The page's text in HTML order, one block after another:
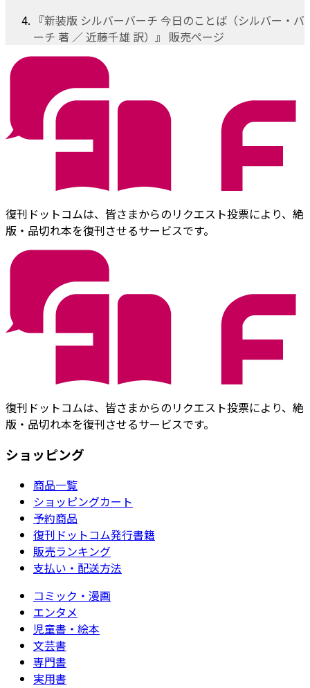
『新装版 シルバーバーチ 今日のことば（シルバー・バ
ーチ 著 ／ 近藤千雄 訳）』 販売ページ
復刊ドットコムは、皆さまからのリクエスト投票により、絶
版・品切れ本を復刊させるサービスです。
復刊ドットコムは、皆さまからのリクエスト投票により、絶
版・品切れ本を復刊させるサービスです。
ショッピング
商品一覧
ショッピングカート
予約商品
復刊ドットコム発行書籍
販売ランキング
支払い・配送方法
コミック・漫画
エンタメ
児童書・絵本
文芸書
専門書
実用書